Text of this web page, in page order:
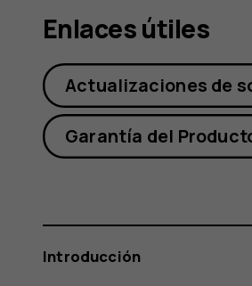
Enlaces útiles
Actualizaciones de
Garantía del
Introducción